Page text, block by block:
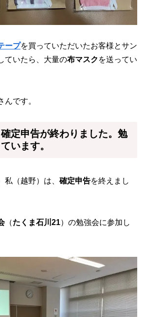
ープを買っていただいたお客様とサン
ていたら、大量の布マスク を送ってい
んです。
定申告が終わりました。勉
います。
私（越野）は、 確定申告を終えまし
（たくま石川21）の勉強会に参加し